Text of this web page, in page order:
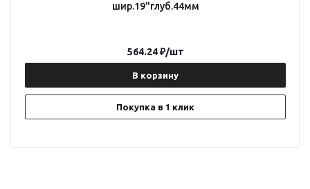
шир.19"глуб.44мм
В корзину
Покупка в 1 клик
564.24₽/шт